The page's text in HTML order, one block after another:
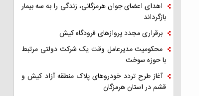
اهدای اعضای جوان هرمزگانی، زندگی را به سه بیمار
بازگرداند
برقراری مجدد پروازهای فرودگاه کیش
محکومیت مدیرعامل وقت یک شرکت دولتی مرتبط
با حوزه سوخت
آغاز طرح تردد خودروهای پلاک منطقه آزاد کیش و
قشم در استان هرمزگان